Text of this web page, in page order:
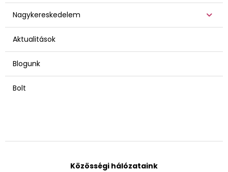
Nagykereskedelem
Aktualitások
Blogunk
Bolt
Közösségi hálózataink